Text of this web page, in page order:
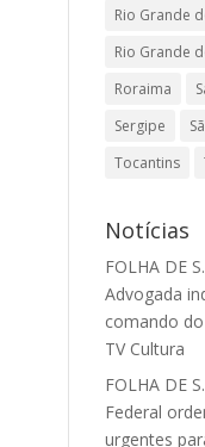
Rio Grande
Rio Grande
Roraima
Sergipe
Tocantins
Notícias
FOLHA DE
Advogada
comando
TV Cultura
FOLHA DE
Federal
urgentes